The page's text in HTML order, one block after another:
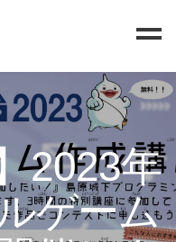
2023年
ゲーム